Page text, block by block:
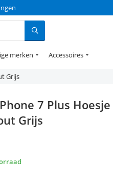
merken Accessoires
Grijs
7 Plus
Grijs